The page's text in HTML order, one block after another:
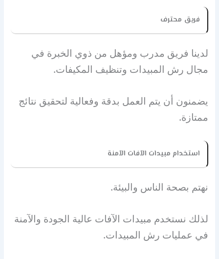
فريق محترف
لدينا فريق مدرب ومؤهل من ذوي الخبرة في
مجال رش المبيدات وتنظيف المكيفات.
يضمنون أن يتم العمل بدقة وفعالية لتحقيق نتائج
ممتازة.
استخدام مبيدات الآفات الآمنة
نهتم بصحة الناس والبيئة.
لذلك نستخدم مبيدات الآفات عالية الجودة والآمنة
في عمليات رش المبيدات.